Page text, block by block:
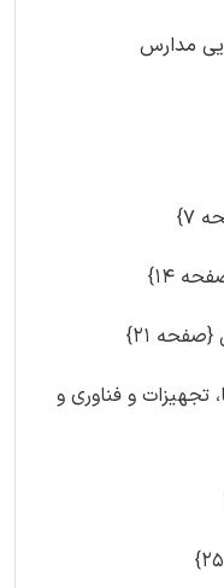
مدارس
7}
14}
21}
و فناوری و